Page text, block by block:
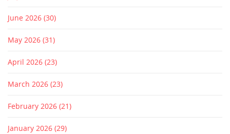
June 2026 (30)
May 2026 (31)
April 2026 (23)
March 2026 (23)
February 2026 (21)
January 2026 (29)